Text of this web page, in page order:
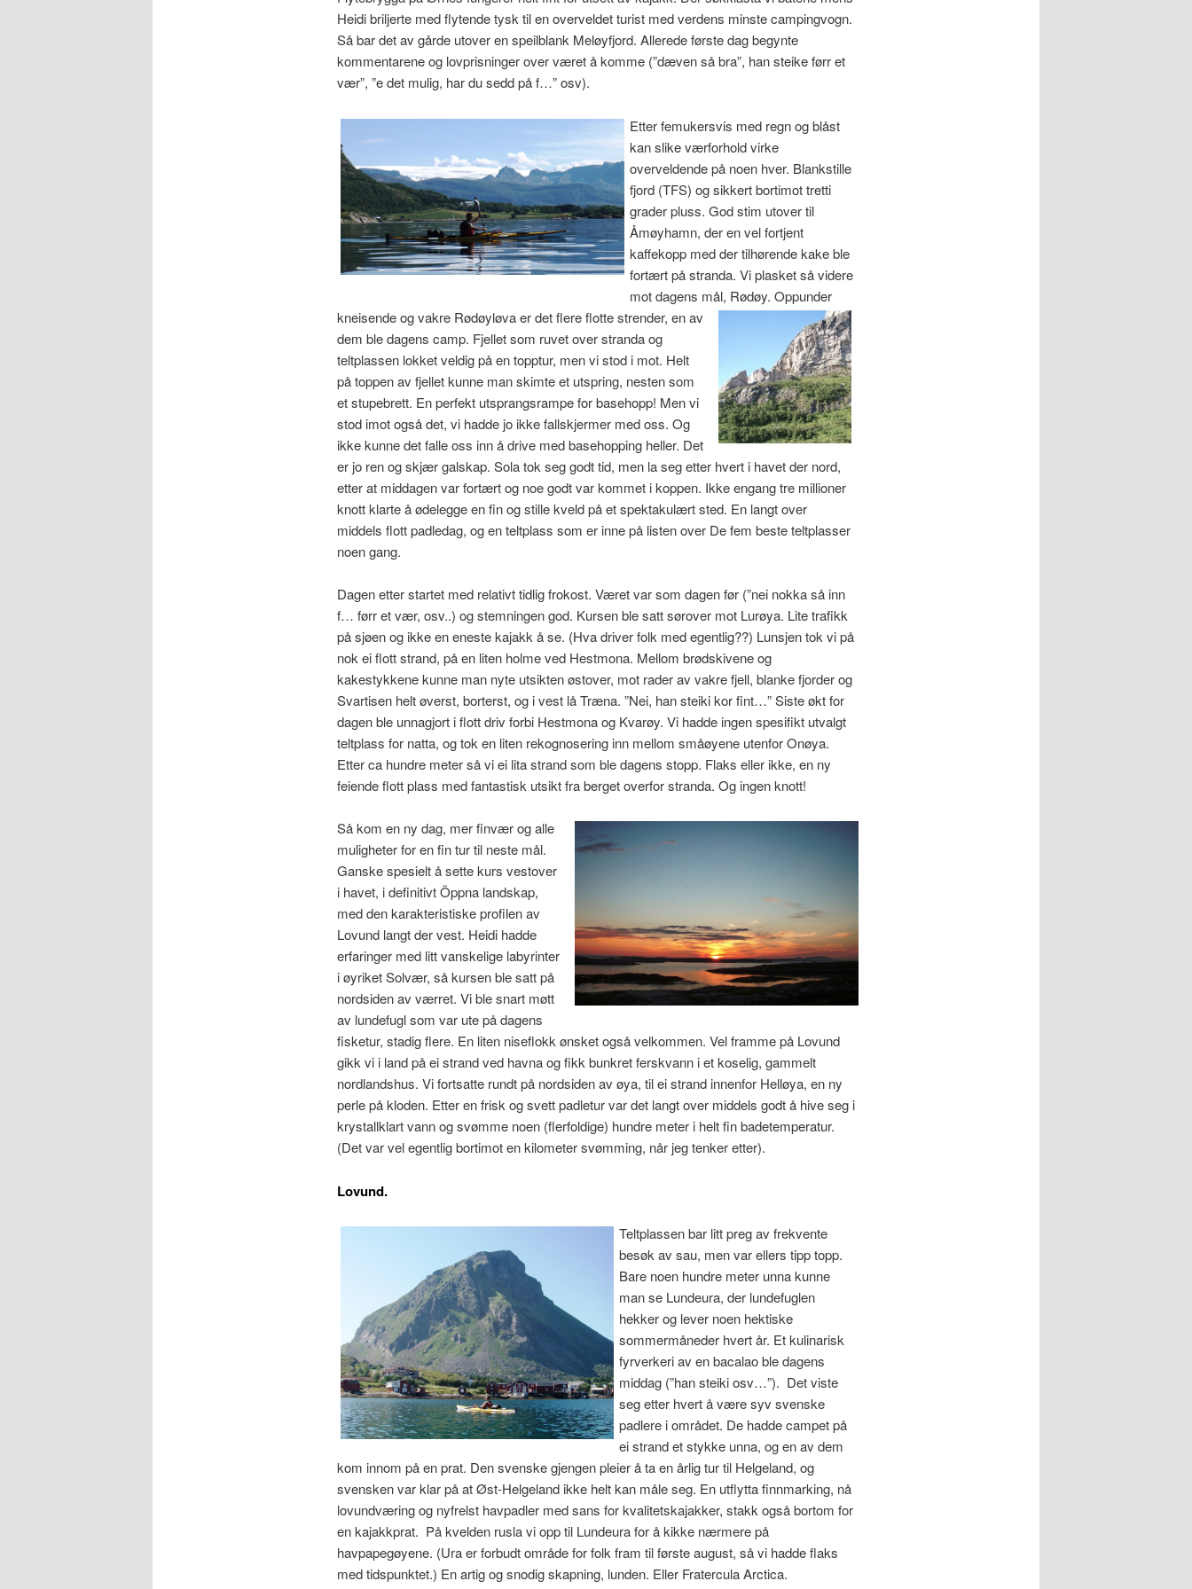
Heidi briljerte med flytende tysk til en overveldet turist med verdens minste campingvogn.
Så bar det av gårde utover en speilblank Meløyfjord. Allerede første dag begynte
kommentarene og lovprisninger over været å komme (”dæven så bra”, han steike førr et
vær”, ”e det mulig, har du sedd på f…” osv).
Etter femukersvis med regn og blåst
kan slike værforhold virke
overveldende på noen hver. Blankstille
fjord (TFS) og sikkert bortimot tretti
grader pluss. God stim utover til
Åmøyhamn, der en vel fortjent
kaffekopp med der tilhørende kake ble
fortært på stranda. Vi plasket så videre
mot dagens mål, Rødøy. Oppunder
kneisende og vakre Rødøyløva er det flere flotte strender, en av
dem ble dagens camp. Fjellet som ruvet over stranda og
teltplassen lokket veldig på en topptur, men vi stod i mot. Helt
på toppen av fjellet kunne man skimte et utspring, nesten som
et stupebrett. En perfekt utsprangsrampe for basehopp! Men vi
stod imot også det, vi hadde jo ikke fallskjermer med oss. Og
ikke kunne det falle oss inn å drive med basehopping heller. Det
er jo ren og skjær galskap. Sola tok seg godt tid, men la seg etter hvert i havet der nord,
etter at middagen var fortært og noe godt var kommet i koppen. Ikke engang tre millioner
knott klarte å ødelegge en fin og stille kveld på et spektakulært sted. En langt over
middels flott padledag, og en teltplass som er inne på listen over De fem beste teltplasser
noen gang.
Dagen etter startet med relativt tidlig frokost. Været var som dagen før (”nei nokka så inn
f… førr et vær, osv..) og stemningen god. Kursen ble satt sørover mot Lurøya. Lite trafikk
på sjøen og ikke en eneste kajakk å se. (Hva driver folk med egentlig??) Lunsjen tok vi på
nok ei flott strand, på en liten holme ved Hestmona. Mellom brødskivene og
kakestykkene kunne man nyte utsikten østover, mot rader av vakre fjell, blanke fjorder og
Svartisen helt øverst, borterst, og i vest lå Træna. ”Nei, han steiki kor fint…” Siste økt for
dagen ble unnagjort i flott driv forbi Hestmona og Kvarøy. Vi hadde ingen spesifikt utvalgt
teltplass for natta, og tok en liten rekognosering inn mellom småøyene utenfor Onøya.
Etter ca hundre meter så vi ei lita strand som ble dagens stopp. Flaks eller ikke, en ny
feiende flott plass med fantastisk utsikt fra berget overfor stranda. Og ingen knott!
Så kom en ny dag, mer finvær og alle
muligheter for en fin tur til neste mål.
Ganske spesielt å sette kurs vestover
i havet, i definitivt Öppna landskap,
med den karakteristiske profilen av
Lovund langt der vest. Heidi hadde
erfaringer med litt vanskelige labyrinter
i øyriket Solvær, så kursen ble satt på
nordsiden av værret. Vi ble snart møtt
av lundefugl som var ute på dagens
fisketur, stadig flere. En liten niseflokk ønsket også velkommen. Vel framme på Lovund
gikk vi i land på ei strand ved havna og fikk bunkret ferskvann i et koselig, gammelt
nordlandshus. Vi fortsatte rundt på nordsiden av øya, til ei strand innenfor Helløya, en ny
perle på kloden. Etter en frisk og svett padletur var det langt over middels godt å hive seg i
krystallklart vann og svømme noen (flerfoldige) hundre meter i helt fin badetemperatur.
(Det var vel egentlig bortimot en kilometer svømming, når jeg tenker etter).
Lovund.
Teltplassen bar litt preg av frekvente
besøk av sau, men var ellers tipp topp.
Bare noen hundre meter unna kunne
man se Lundeura, der lundefuglen
hekker og lever noen hektiske
sommermåneder hvert år. Et kulinarisk
fyrverkeri av en bacalao ble dagens
middag (”han steiki osv…”). Det viste
seg etter hvert å være syv svenske
padlere i området. De hadde campet på
ei strand et stykke unna, og en av dem
kom innom på en prat. Den svenske gjengen pleier å ta en årlig tur til Helgeland, og
svensken var klar på at Øst-Helgeland ikke helt kan måle seg. En utflytta finnmarking, nå
lovundværing og nyfrelst havpadler med sans for kvalitetskajakker, stakk også bortom for
en kajakkprat. På kvelden rusla vi opp til Lundeura for å kikke nærmere på
havpapegøyene. (Ura er forbudt område for folk fram til første august, så vi hadde flaks
med tidspunktet.) En artig og snodig skapning, lunden. Eller Fratercula Arctica.